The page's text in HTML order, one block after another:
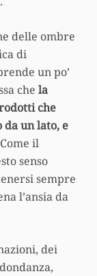
delle ombre
di
un po’
che la
che
da un lato, e
il
senso
sempre
l’ansia da
dei